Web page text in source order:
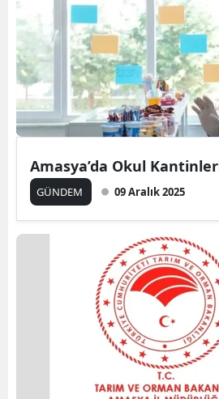
Amasya’da Okul
GÜNDEM 09 Aralık 2025